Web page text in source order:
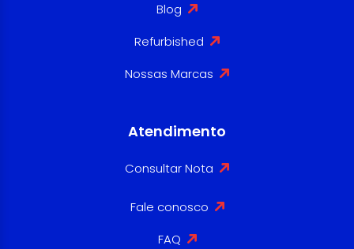
Blog
Refurbished
Nossas Marcas
Atendimento
Consultar Nota
Fale conosco
FAQ